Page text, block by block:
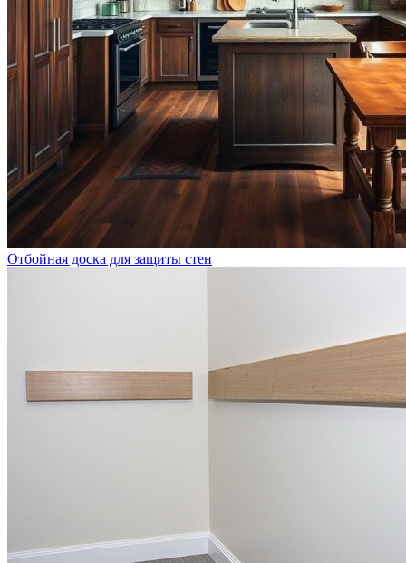
Отбойная доска для защиты стен